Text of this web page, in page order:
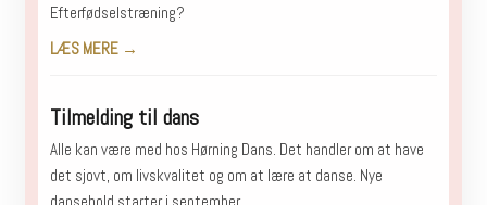
Efterfødselstræning?
LÆS MERE →
Tilmelding til dans
Alle kan være med hos Hørning Dans. Det handler om at have
det sjovt, om livskvalitet og om at lære at danse. Nye